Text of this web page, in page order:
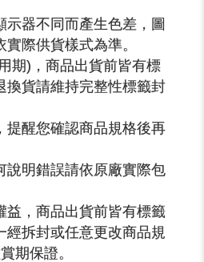
示器不同而產生色差，圖
實際供貨樣式為準。
期)，商品出貨前皆有標
換貨請維持完整性標籤封
提醒您確認商品規格後再
說明錯誤請依原廠實際包
益，商品出貨前皆有標籤
經拆封或任意更改商品規
期保證。